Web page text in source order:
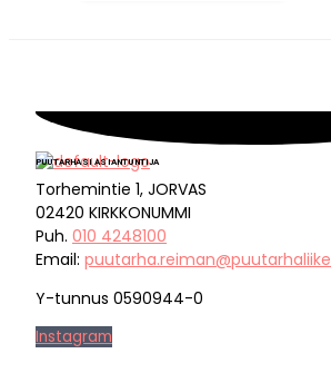
PUUTARHASI ASIANTUNTIJA
Torhemintie 1, JORVAS
02420 KIRKKONUMMI
Puh. 010 4248100
Email:
Y-tunnus 0590944-0
Instagram